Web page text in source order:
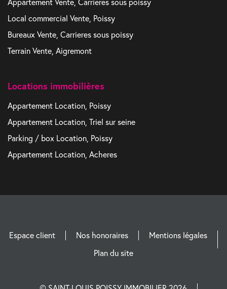
Appartement Vente, Carrieres sous poissy
Local commercial Vente, Poissy
Bureaux Vente, Carrieres sous poissy
Terrain Vente, Aigremont
Locations immobilières
Appartement Location, Poissy
Appartement Location, Triel sur seine
Parking / box Location, Poissy
Appartement Location, Acheres
Espace client Nos honoraires
Mentions légales
Plan du site